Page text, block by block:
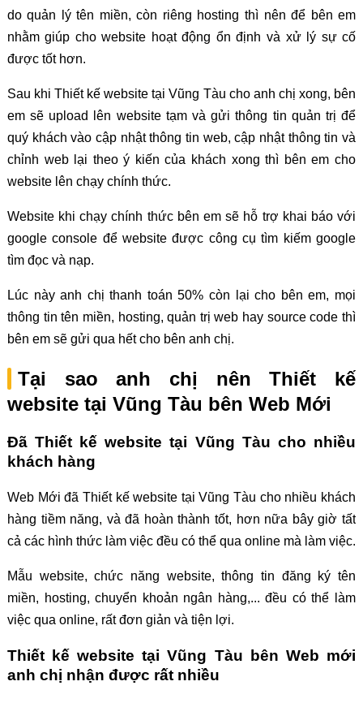
do quản lý tên miền, còn riêng hosting thì nên để bên em
nhằm giúp cho website hoạt động ổn định và xử lý sự cố
được tốt hơn.
Sau khi Thiết kế website tại Vũng Tàu cho anh chị xong, bên
em sẽ upload lên website tạm và gửi thông tin quản trị để
quý khách vào cập nhật thông tin web, cập nhật thông tin và
chỉnh web lại theo ý kiến của khách xong thì bên em cho
website lên chạy chính thức.
Website khi chạy chính thức bên em sẽ hỗ trợ khai báo với
google console để website được công cụ tìm kiếm google
tìm đọc và nạp.
Lúc này anh chị thanh toán 50% còn lại cho bên em, mọi
thông tin tên miền, hosting, quản trị web hay source code thì
bên em sẽ gửi qua hết cho bên anh chị.
Tại sao anh chị nên Thiết kế
website tại Vũng Tàu bên Web Mới
Đã Thiết kế website tại Vũng Tàu cho nhiều
khách hàng
Web Mới đã Thiết kế website tại Vũng Tàu cho nhiều khách
hàng tiềm năng, và đã hoàn thành tốt, hơn nữa bây giờ tất
cả các hình thức làm việc đều có thể qua online mà làm việc.
Mẫu website, chức năng website, thông tin đăng ký tên
miền, hosting, chuyển khoản ngân hàng,... đều có thể làm
việc qua online, rất đơn giản và tiện lợi.
Thiết kế website tại Vũng Tàu bên Web mới
anh chị nhận được rất nhiều